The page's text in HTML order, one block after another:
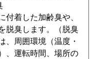
付着した加齢臭や、
脱臭します。（脱臭
、周囲環境（温度・
、運転時間、場所の